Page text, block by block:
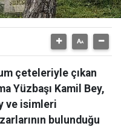
çeteleriyle çıkan
Yüzbaşı Kamil Bey,
ve isimleri
bulunduğu